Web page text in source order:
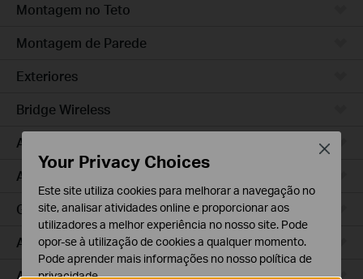
Montagem no Teto
Montagem de Parede
Exteriores
Bridge Wireless
Access Pro
Access Plus
GPON
Agile
Access
Your Privacy Choices
Este site utiliza cookies para melhorar a navegação no
site, analisar atividades online e proporcionar aos
utilizadores a melhor experiência no nosso site. Pode
opor-se à utilização de cookies a qualquer momento.
Pode aprender mais informações no nosso política de
privacidade.
Close